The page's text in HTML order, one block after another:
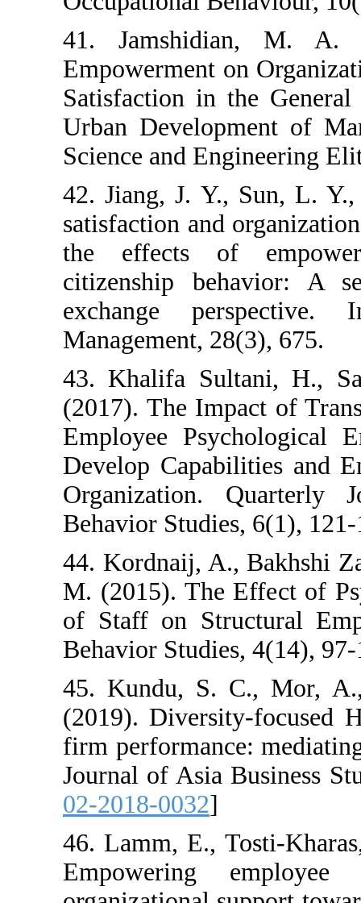
41.
Empowerment
Satisfaction in
Urban
Science and
42. Jiang, J.
satisfaction and
the effects of
citizenship
exchange
Management,
43. Khalifa
(2017). The
Employee
Develop
Organization.
Behavior
44. Kordnaij,
M. (2015). The
of Staff on
Behavior
45. Kundu,
(2019).
firm
Journal of Asia
02-2018-0032
46. Lamm, E.,
Empowering